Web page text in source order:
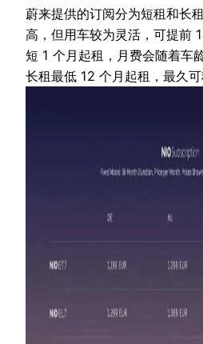
蔚来提供的订阅分为短租和长
高，但用车较为灵活，可提前
短 1 个月起租，月费会随着车
长租最低 12 个月起租，最久可